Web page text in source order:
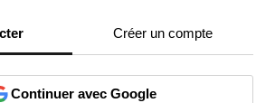
Créer un compte
Continuer avec Google